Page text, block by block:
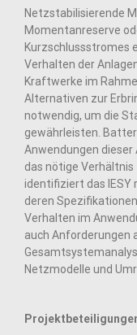
Netzstabilisierende
Momentanreserve
Kurzschlussstromes
Verhalten der
Kraftwerke im
Alternativen zur
notwendig, um die
gewährleisten.
Anwendungen
das nötige
identifiziert das IESY
deren
Verhalten im
auch Anforderungen
Netzmodelle und